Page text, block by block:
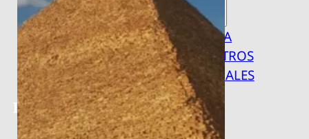
COLUMNAS
BAJO LA LUPA
RASTROS Y ROSTROS
VÍNCULOS ANIMALES